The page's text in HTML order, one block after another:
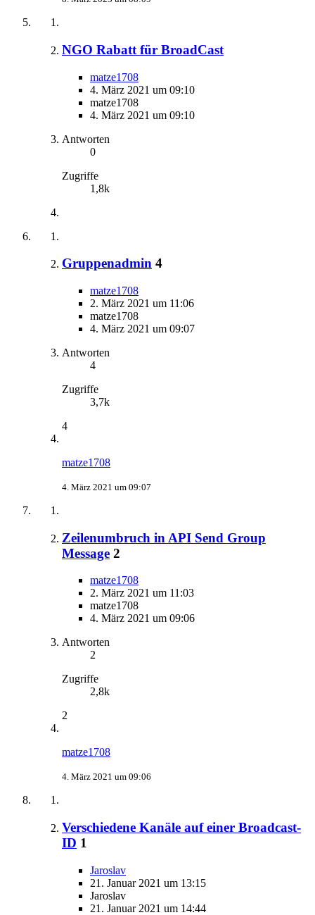
NGO Rabatt für BroadCast
matze1708
4. März 2021 um 09:10
matze1708
4. März 2021 um 09:10
Antworten
0
Zugriffe
1,8k
Gruppenadmin 4
matze1708
2. März 2021 um 11:06
matze1708
4. März 2021 um 09:07
Antworten
4
Zugriffe
3,7k
4
matze1708
4. März 2021 um 09:07
Zeilenumbruch in API Send Group
Message 2
matze1708
2. März 2021 um 11:03
matze1708
4. März 2021 um 09:06
Antworten
2
Zugriffe
2,8k
2
matze1708
4. März 2021 um 09:06
Verschiedene Kanäle auf einer Broadcast-
ID 1
Jaroslav
21. Januar 2021 um 13:15
Jaroslav
21. Januar 2021 um 14:44